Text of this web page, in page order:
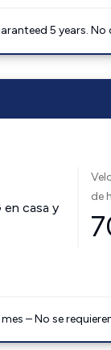
5 years.
casa y
de
– No se